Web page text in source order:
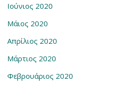
Ιούνιος 2020
Μάιος 2020
Απρίλιος 2020
Μάρτιος 2020
Φεβρουάριος 2020